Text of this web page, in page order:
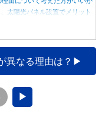
太陽光パネル設置でメリット
異なる理由は？
▶